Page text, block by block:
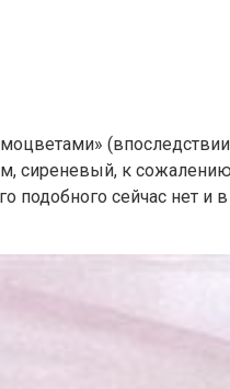
сиреневый, к
сейчас нет и